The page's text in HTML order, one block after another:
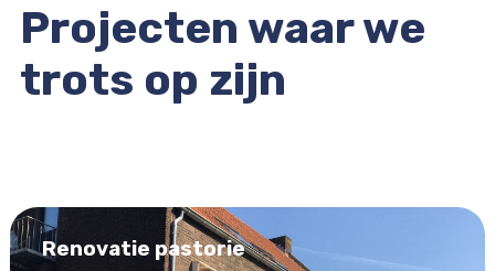
Projecten waar we
trots op zijn
Renovatie pastorie